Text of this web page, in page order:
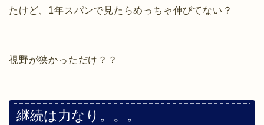
たけど、1年スパンで見たらめっちゃ伸びてない？
視野が狭かっただけ？？
継続は力なり。。。